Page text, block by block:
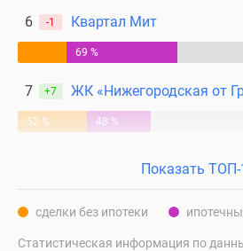
поселки
центры
Коттеджи
Макс
6 -1 Квартал Мит
69 %
7 +7 ЖК «Нижегородская от
52 % 48 %
Показать ТОП-
сделки без ипотеки
Статистическая информация по